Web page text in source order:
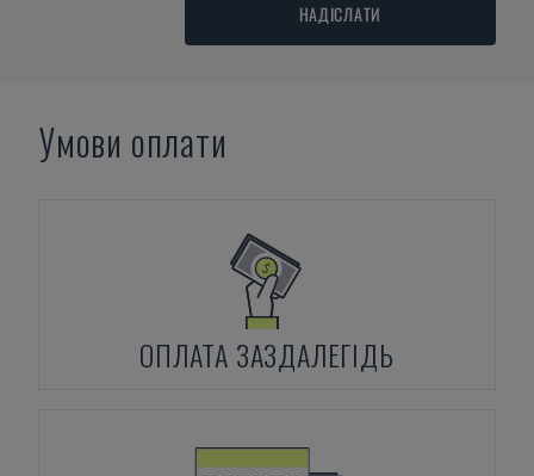
НАДІСЛАТИ
Умови оплати
ОПЛАТА ЗАЗДАЛЕГІДЬ